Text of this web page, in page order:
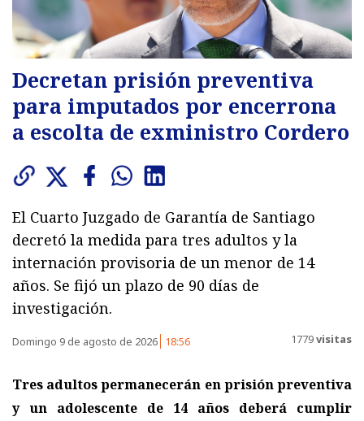
Decretan prisión preventiva
para imputados por encerrona
a escolta de exministro Cordero
El Cuarto Juzgado de Garantía de Santiago
decretó la medida para tres adultos y la
internación provisoria de un menor de 14
años. Se fijó un plazo de 90 días de
investigación.
Domingo 9 de agosto de 2026 18:56 1779visitas
Tres adultos permanecerán en prisión preventiva
y un adolescente de 14 años deberá cumplir